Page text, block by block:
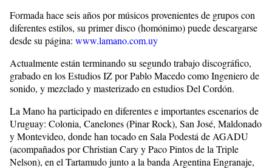
Formada hace seis años por músicos provenientes de grupos con
diferentes estilos, su primer disco (homónimo) puede descargarse
desde su página: www.lamano.com.uy
Actualmente están terminando su segundo trabajo discográfico,
grabado en los Estudios IZ por Pablo Macedo como Ingeniero de
sonido, y mezclado y masterizado en estudios Del Cordón.
La Mano ha participado en diferentes e importantes escenarios de
Uruguay: Colonia, Canelones (Pinar Rock), San José, Maldonado
y Montevideo, donde han tocado en Sala Podestá de AGADU
(acompañados por Christian Cary y Paco Pintos de la Triple
Nelson), en el Tartamudo junto a la banda Argentina Engranaje,